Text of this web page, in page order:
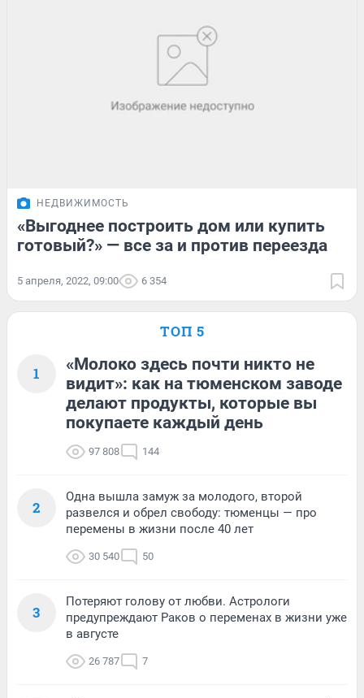
НЕДВИЖИМОСТЬ
«Выгоднее построить дом или купить
готовый?» — все за и против переезда
5 апреля, 2022, 09:00 6 354
ТОП 5
1
«Молоко здесь почти никто не
видит»: как на тюменском заводе
делают продукты, которые вы
покупаете каждый день
97 808 144
2
Одна вышла замуж за молодого, второй
развелся и обрел свободу: тюменцы — про
перемены в жизни после 40 лет
30 540 50
3
Потеряют голову от любви. Астрологи
предупреждают Раков о переменах в жизни уже
в августе
26 787 7